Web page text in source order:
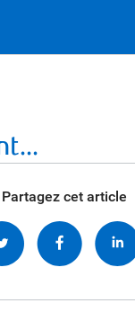
Partagez cet article